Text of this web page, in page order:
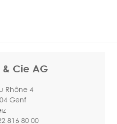
& Cie AG
Rhône 4
Genf
816 80 00